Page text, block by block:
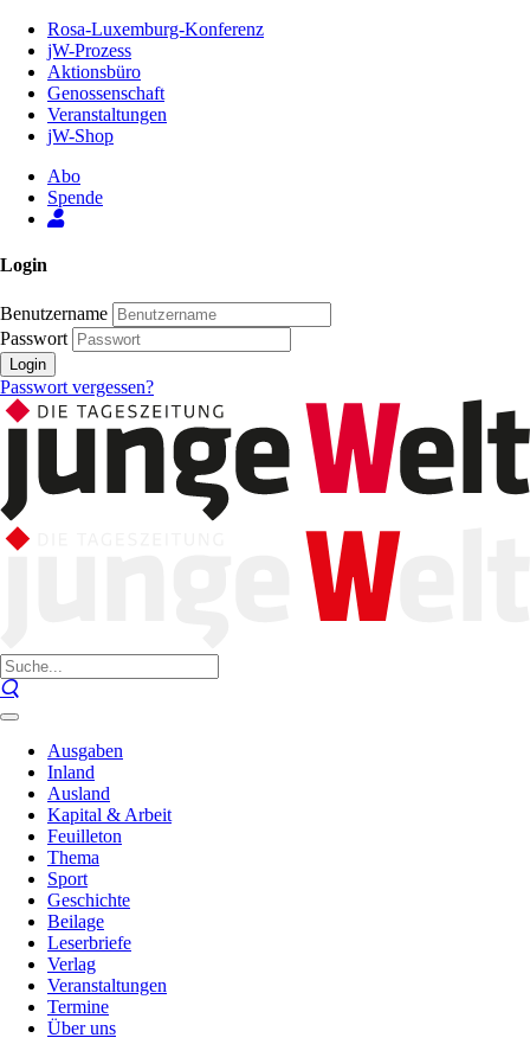
Inhalt
Seite
Rosa-Luxemburg-Konferenz
jW-Prozess
Aktionsbüro
Genossenschaft
Veranstaltungen
jW-Shop
Abo
Spende
Login
Benutzername
Passwort
Login
Passwort vergessen?
Ausgaben
Inland
Ausland
Kapital & Arbeit
Feuilleton
Thema
Sport
Geschichte
Beilage
Leserbriefe
Verlag
Veranstaltungen
Termine
Über uns